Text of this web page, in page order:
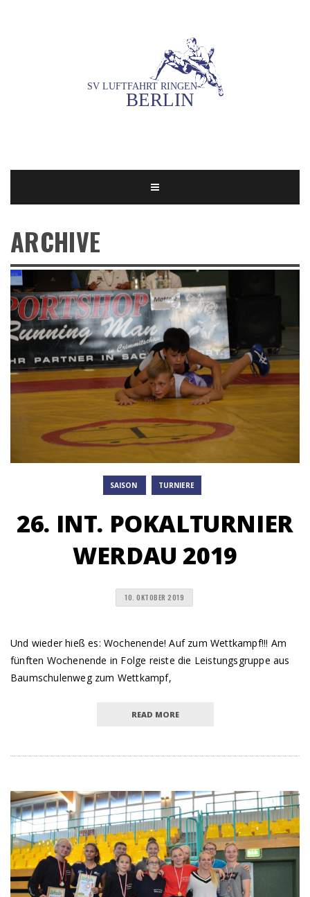
ARCHIVE
SAISON TURNIERE
26. INT. POKALTURNIER
WERDAU 2019
10. OKTOBER 2019
Und wieder hieß es: Wochenende! Auf zum Wettkampf!!! Am
fünften Wochenende in Folge reiste die Leistungsgruppe aus
Baumschulenweg zum Wettkampf,
READ MORE